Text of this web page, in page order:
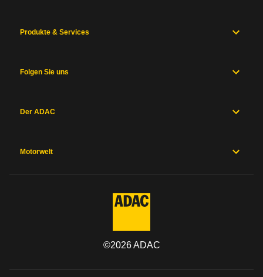
Produkte & Services
Folgen Sie uns
Der ADAC
Motorwelt
©2026ADAC